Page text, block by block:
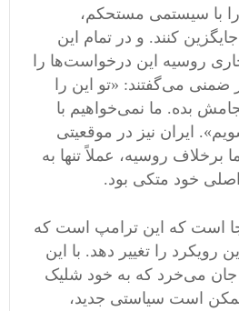
را با سیستمی مستحکم،
کنند. و در تمام این
روسیه این درخواست‌ها را
ضمنی می‌گفتند: «تو این را
بده. ما نمی‌خواهیم با
ایران نیز در موقعیتی
برخلاف روسیه، عملاً تنها به
خود متکی بود.
است که این ترامپ است که
رویکرد را تغییر دهد. با این
جان می‌خرد که به خود شلیک
است سیاستی جدید،